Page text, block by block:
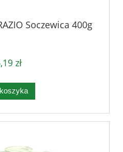
Soczewica 400g
zł